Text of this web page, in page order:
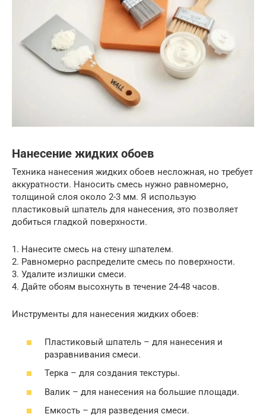
Нанесение жидких обоев
Техника нанесения жидких обоев несложная, но требует
аккуратности. Наносить смесь нужно равномерно,
толщиной слоя около 2-3 мм. Я использую
пластиковый шпатель для нанесения, это позволяет
добиться гладкой поверхности.
1. Нанесите смесь на стену шпателем.
2. Равномерно распределите смесь по поверхности.
3. Удалите излишки смеси.
4. Дайте обоям высохнуть в течение 24-48 часов.
Инструменты для нанесения жидких обоев:
Пластиковый шпатель – для нанесения и
разравнивания смеси.
Терка – для создания текстуры.
Валик – для нанесения на большие площади.
Емкость – для разведения смеси.